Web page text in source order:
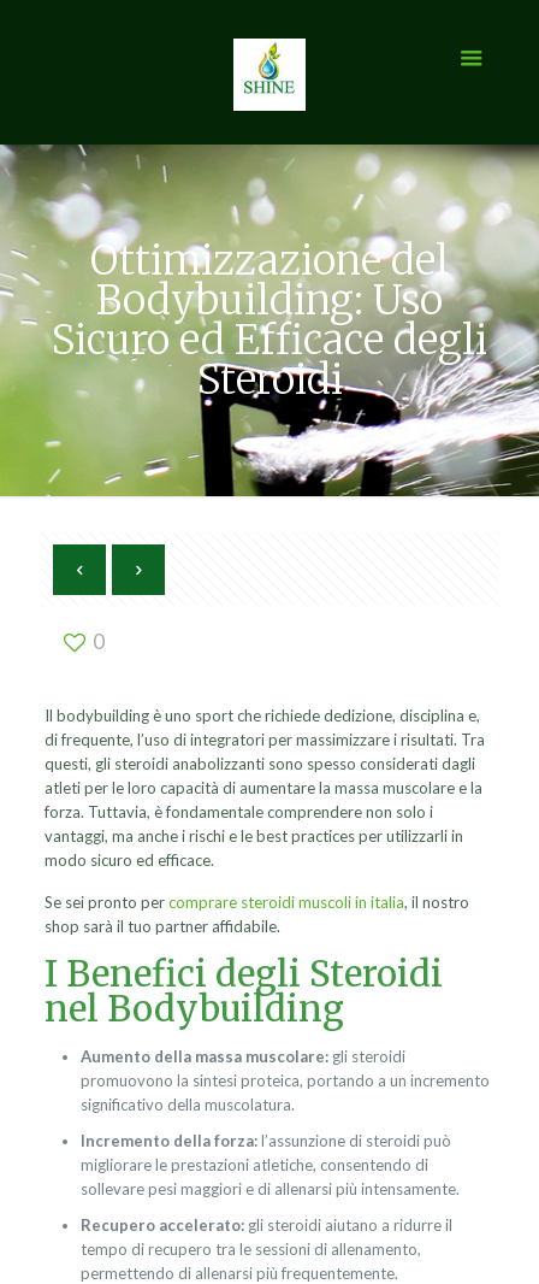
Ottimizzazione del
Bodybuilding: Uso
Sicuro ed Efficace degli
Steroidi
0
Il bodybuilding è uno sport che richiede dedizione, disciplina e,
di frequente, l’uso di integratori per massimizzare i risultati. Tra
questi, gli steroidi anabolizzanti sono spesso considerati dagli
atleti per le loro capacità di aumentare la massa muscolare e la
forza. Tuttavia, è fondamentale comprendere non solo i
vantaggi, ma anche i rischi e le best practices per utilizzarli in
modo sicuro ed efficace.
Se sei pronto percomprare steroidi muscoli in italia, il nostro
shop sarà il tuo partner affidabile.
I Benefici degli Steroidi
nel Bodybuilding
Aumento della massa muscolare: gli steroidi
promuovono la sintesi proteica, portando a un incremento
significativo della muscolatura.
Incremento della forza:l’assunzione di steroidi può
migliorare le prestazioni atletiche, consentendo di
sollevare pesi maggiori e di allenarsi più intensamente.
Recupero accelerato: gli steroidi aiutano a ridurre il
tempo di recupero tra le sessioni di allenamento,
permettendo di allenarsi più frequentemente.